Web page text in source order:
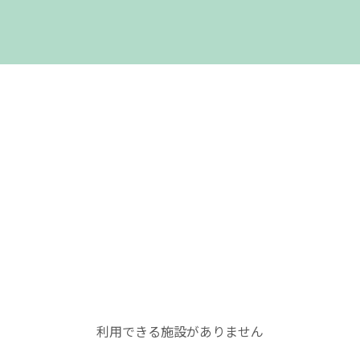
利用できる施設がありません